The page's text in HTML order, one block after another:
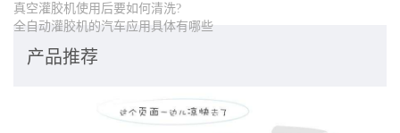
真空灌胶机使用后要如何清洗?
全自动灌胶机的汽车应用具体有哪些
产品推荐